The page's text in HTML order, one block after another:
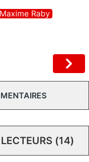
Maxime Raby
(14)